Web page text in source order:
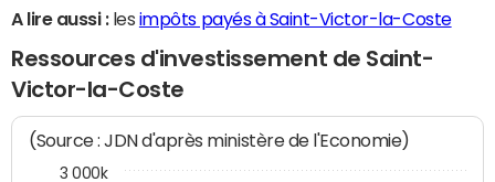
A lire aussi :les impôts payés à Saint-Victor-la-Coste
Ressources d'investissement de Saint-
Victor-la-Coste
(Source : JDN d'après ministère de l'Economie)
3 000k